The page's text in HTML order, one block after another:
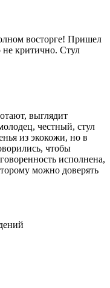
восторге! Пришел
критично. Стул
выглядит
честный, стул
из экокожи, но в
чтобы
исполнена,
можно доверять